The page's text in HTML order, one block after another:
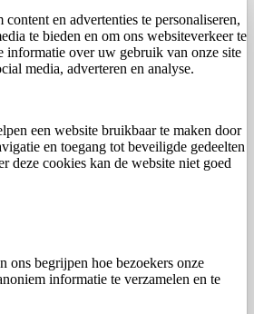
en advertenties te personaliseren,
te bieden en om ons websiteverkeer te
informatie over uw gebruik van onze site
media, adverteren en analyse.
een website bruikbaar te maken door
en toegang tot beveiligde gedeelten
deze cookies kan de website niet goed
ons begrijpen hoe bezoekers onze
informatie te verzamelen en te